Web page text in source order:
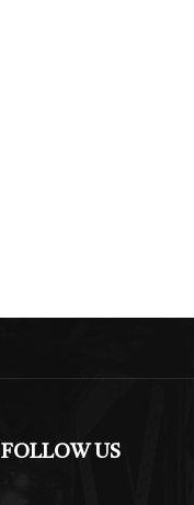
FOLLOW US